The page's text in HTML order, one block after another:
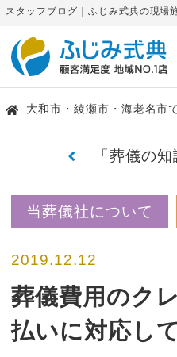
スタッフブログ｜ふじみ式典の現場
大和市・綾瀬市・海老名市
「葬儀の
当葬儀社について
2019.12.12
葬儀費用のク
払いに対応し